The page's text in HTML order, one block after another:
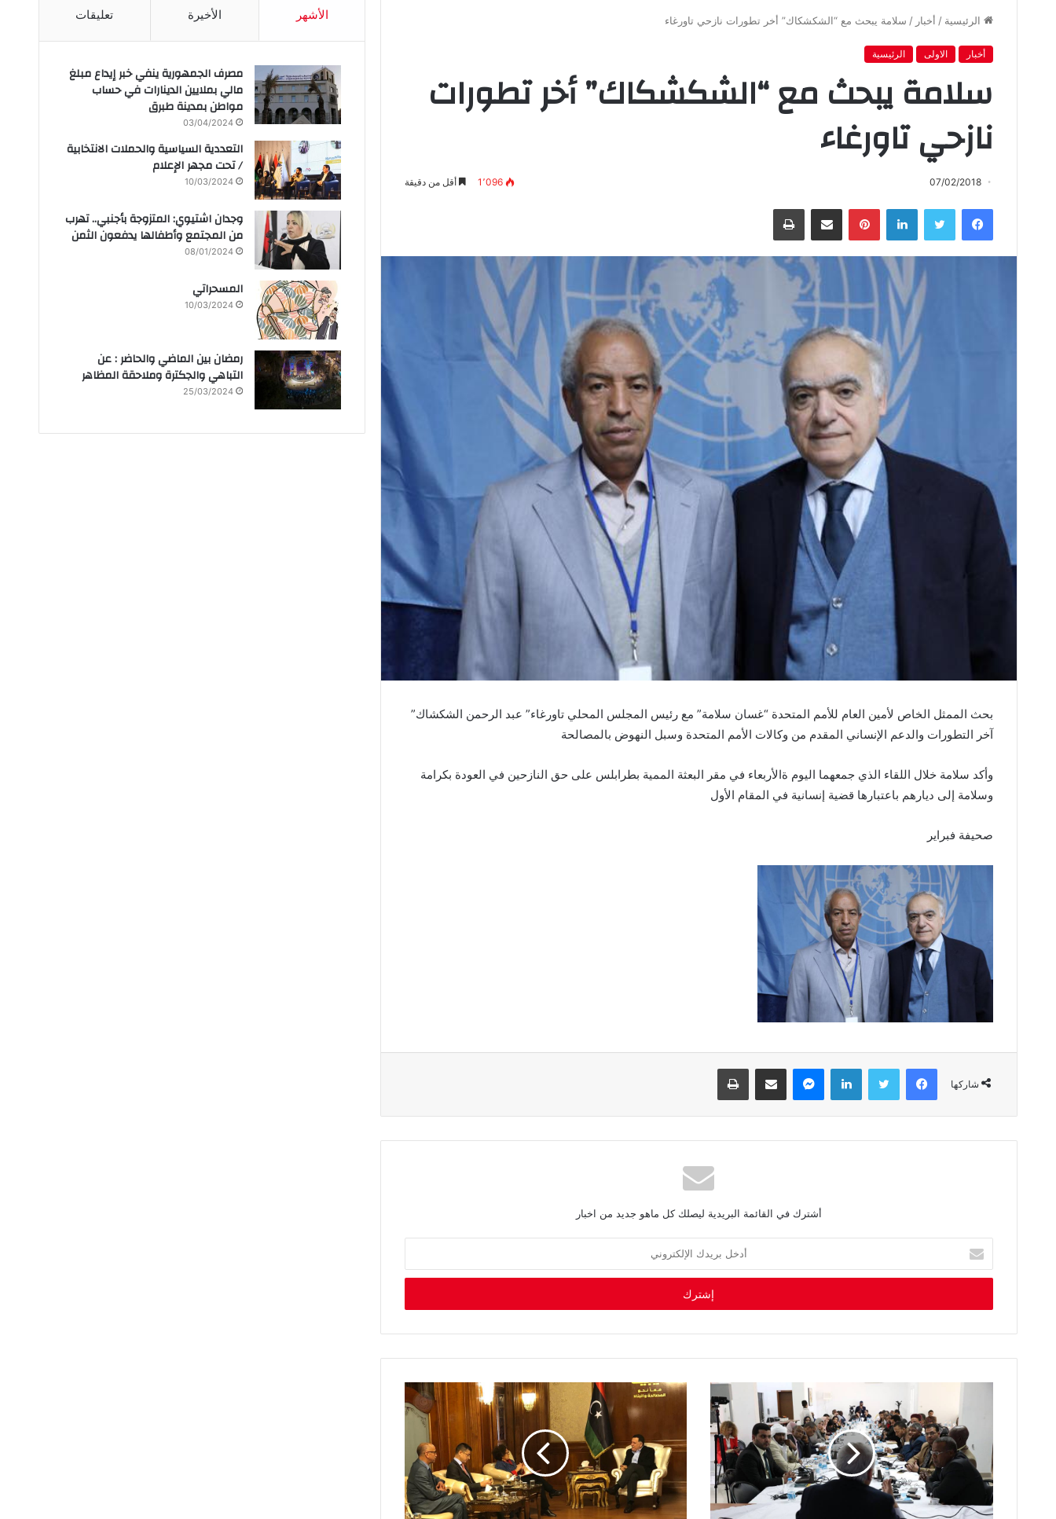
الرئيسية / أخبار / سلامة يبحث مع “الشكشكاك” أخر تطورات نازحي تاورغاء‏
أخبار الاولى الرئيسية
سلامة يبحث مع “الشكشكاك” أخر تطورات
نازحي تاورغاء‏
07/02/2018 1٬096 أقل من دقيقة
فيسبوك تويتر لينكدإن بينتيريست مشاركة عبر البريد طباعة
بحث الممثل الخاص ⁧‫لأمين العام للأمم المتحدة “غسان سلامة” مع رئيس المجلس المحلي تاورغاء‬”⁩ عبد الرحمن الشكشاك”
آخر التطورات والدعم الإنساني المقدم من وكالات الأمم المتحدة وسبل النهوض بالمصالحة
وأكد سلامة خلال اللقاء الذي جمعهما اليوم ةالأربعاء في مقر البعثة الممية بطرابلس على حق النازحين في العودة بكرامة
وسلامة إلى ديارهم باعتبارها قضية إنسانية في المقام الأول
صحيفة فبراير
شاركها
فيسبوك تويتر لينكدإن ماسنجر مشاركة عبر البريد طباعة
أشترك في القائمة البريدية ليصلك كل ماهو جديد من اخبار
خ
ب
د
ل
ك
ت
ر
و
الأشهر الأخيرة تعليقات
مصرف الجمهورية ينفي خبر إيداع مبلغ
مالي بملايين الدينارات في حساب
مواطن بمدينة طبرق
03/04/2024
التعددية السياسية والحملات الانتخابية
/ تحت مجهر الإعلام
10/03/2024
وجدان اشتيوي: المتزوجة بأجنبي.. تهرب
من المجتمع وأطفالها يدفعون الثمن
08/01/2024
المسحراتي
10/03/2024
رمضان بين الماضي والحاضر : عن
التباهي والجكترة وملاحقة المظاهر
25/03/2024